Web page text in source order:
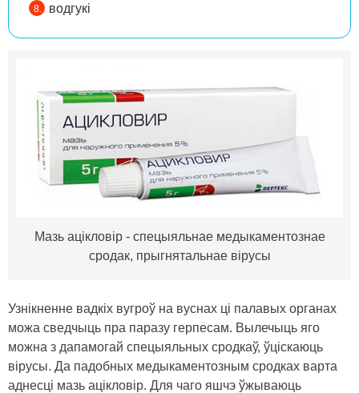
водгукі
Мазь ацікловір - спецыяльнае медыкаментознае
сродак, прыгнятальнае вірусы
Узнікненне вадкіх вугроў на вуснах ці палавых органах
можа сведчыць пра паразу герпесам. Вылечыць яго
можна з дапамогай спецыяльных сродкаў, ўціскаюць
вірусы. Да падобных медыкаментозным сродках варта
аднесці мазь ацікловір. Для чаго яшчэ ўжываюць